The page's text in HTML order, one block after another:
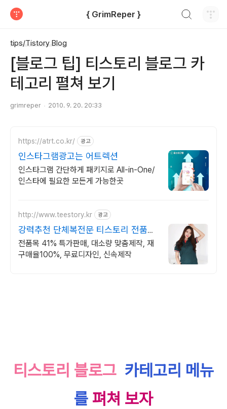
{ GrimReper }
tips/Tistory Blog
[블로그 팁] 티스토리 블로그 카
테고리 펼쳐 보기
grimreper 2010. 9. 20. 20:33
https://atrt.co.kr/ 광고
인스타그램광고는 어트렉션
인스타그램 간단하게 패키지로 All-in-One/
인스타에 필요한 모든게 가능한곳
http://www.teestory.kr 광고
강력추천 단체복전문 티스토리 전품목
41% 특가세일
전품목 41% 특가판매, 대소량 맞춤제작, 재
구매율100%, 무료디자인, 신속제작
티스토리 블로그 카테고리 메뉴
를 펴쳐 보자